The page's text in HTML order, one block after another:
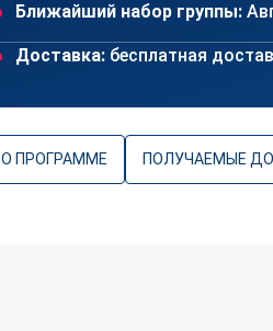
Ближайший набор группы:
Доставка: бесплатная
О ПРОГРАММЕ ПОЛУЧАЕМЫЕ